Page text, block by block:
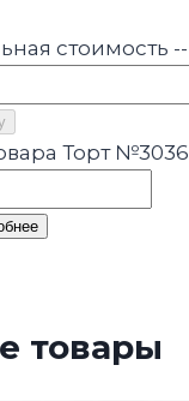
стоимость --
Торт №3036
товары